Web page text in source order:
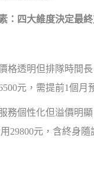
：四大維度決定最
格透明但排隊時間
元，需提前1個月
務個性化但溢價明
29800元，含終身隨